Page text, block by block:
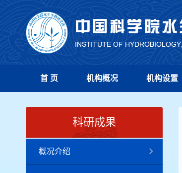
首 页 机构概况 机构设置
科研成果
概况介绍